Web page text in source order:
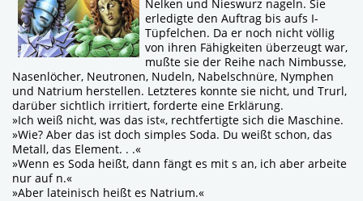
Nelken und Nieswurz nageln. Sie
erledigte den Auftrag bis aufs I-
Tüpfelchen. Da er noch nicht völlig
von ihren Fähigkeiten überzeugt war,
mußte sie der Reihe nach Nimbusse,
Nasenlöcher, Neutronen, Nudeln, Nabelschnüre, Nymphen
und Natrium herstellen. Letzteres konnte sie nicht, und Trurl,
darüber sichtlich irritiert, forderte eine Erklärung.
»Ich weiß nicht, was das ist«, rechtfertigte sich die Maschine.
»Wie? Aber das ist doch simples Soda. Du weißt schon, das
Metall, das Element. . .«
»Wenn es Soda heißt, dann fängt es mit s an, ich aber arbeite
nur auf n.«
»Aber lateinisch heißt es Natrium.«